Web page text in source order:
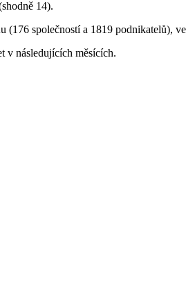
14).
společností a 1819 podnikatelů),
v následujících měsících.